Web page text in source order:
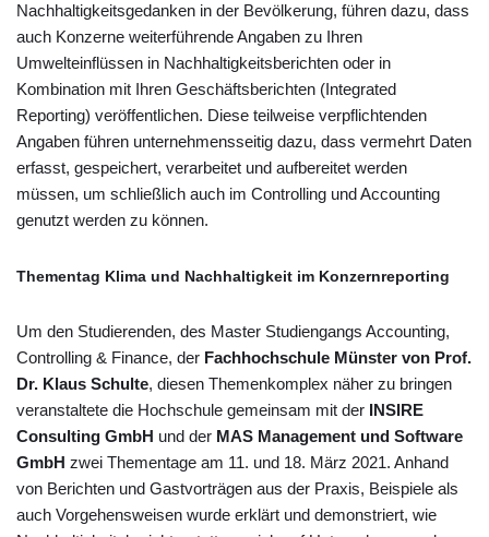
Nachhaltigkeitsgedanken in der Bevölkerung, führen dazu, dass
auch Konzerne weiterführende Angaben zu Ihren
Umwelteinflüssen in Nachhaltigkeitsberichten oder in
Kombination mit Ihren Geschäftsberichten (Integrated
Reporting) veröffentlichen. Diese teilweise verpflichtenden
Angaben führen unternehmensseitig dazu, dass vermehrt Daten
erfasst, gespeichert, verarbeitet und aufbereitet werden
müssen, um schließlich auch im Controlling und Accounting
genutzt werden zu können.
Thementag Klima und Nachhaltigkeit im Konzernreporting
Um den Studierenden, des Master Studiengangs Accounting,
Controlling & Finance, der Fachhochschule Münster von Prof.
Dr. Klaus Schulte, diesen Themenkomplex näher zu bringen
veranstaltete die Hochschule gemeinsam mit der INSIRE
Consulting GmbH und der MAS Management und Software
GmbH zwei Thementage am 11. und 18. März 2021. Anhand
von Berichten und Gastvorträgen aus der Praxis, Beispiele als
auch Vorgehensweisen wurde erklärt und demonstriert, wie